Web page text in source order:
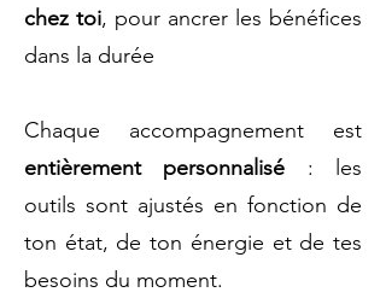
chez toi, pour ancrer les bénéfices
dans la durée
Chaque accompagnement est
entièrement personnalisé : les
outils sont ajustés en fonction de
ton état, de ton énergie et de tes
besoins du moment.